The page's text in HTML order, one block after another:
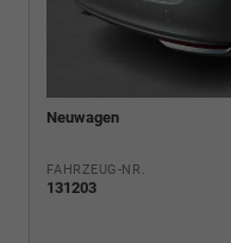
Neuwagen
FAHRZEUG-NR.
131203